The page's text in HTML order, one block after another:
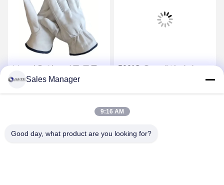
부드러운 염소 가죽 곡물
가죽 운전용 PPE 건설 산
업용 안전 장갑
최상의 가격을 얻으세요
500°C 온도 내성 장갑
1000°C 방사선 내성 열 내
성 장갑 보호 장갑
최상의 가격을 얻으세요
Sales Manager
9:16 AM
Good day, what product are you looking for?